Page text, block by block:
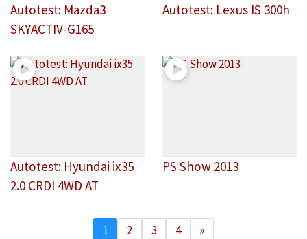
Autotest: Mazda3
SKYACTIV-G165
Autotest: Lexus IS 300h
Autotest: Hyundai ix35
2.0 CRDI 4WD AT
PS Show 2013
1 2 3 4 »